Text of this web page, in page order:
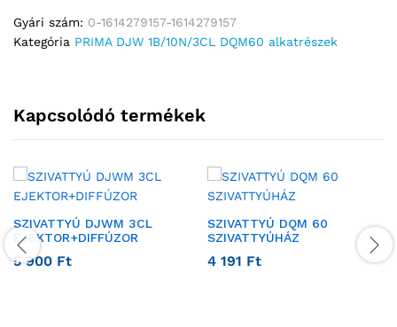
Gyári szám: 0-1614279157-1614279157
Kategória PRIMA DJW 1B/10N/3CL DQM60 alkatrészek
Kapcsolódó termékek
SZIVATTYÚ DJWM 3CL
EJEKTOR+DIFFÚZOR
5 900 Ft
SZIVATTYÚ DQM 60
SZIVATTYÚHÁZ
4 191 Ft